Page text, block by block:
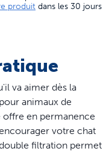
produit dans les 30 jours
va aimer dès la
animaux de
en permanence
votre chat
filtration permet